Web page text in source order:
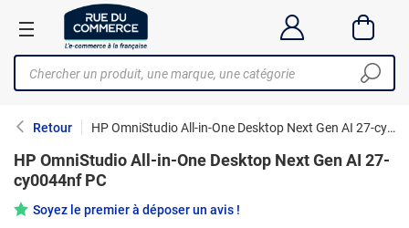
Retour HP OmniStudio All-in-One Desktop Next Gen AI 27-cy0044nf PC
HP OmniStudio All-in-One Desktop Next Gen AI 27-
cy0044nf PC
Soyez le premier à déposer un avis !